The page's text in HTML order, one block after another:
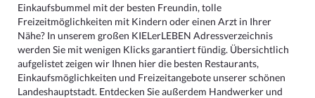
Einkaufsbummel mit der besten Freundin, tolle
Freizeitmöglichkeiten mit Kindern oder einen Arzt in Ihrer
Nähe? In unserem großen KIELerLEBEN Adressverzeichnis
werden Sie mit wenigen Klicks garantiert fündig. Übersichtlich
aufgelistet zeigen wir Ihnen hier die besten Restaurants,
Einkaufsmöglichkeiten und Freizeitangebote unserer schönen
Landeshauptstadt. Entdecken Sie außerdem Handwerker und